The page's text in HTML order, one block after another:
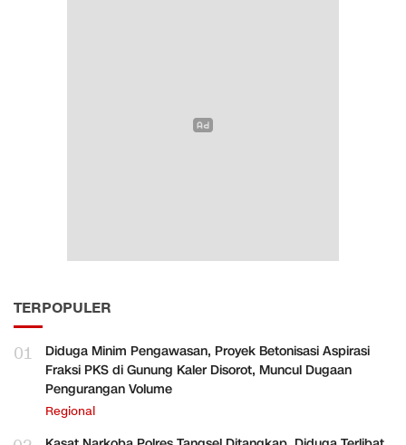
TERPOPULER
01
Diduga Minim Pengawasan, Proyek Betonisasi Aspirasi
Fraksi PKS di Gunung Kaler Disorot, Muncul Dugaan
Pengurangan Volume
Regional